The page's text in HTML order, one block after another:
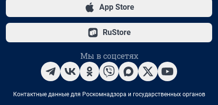
App Store
RuStore
Мы в соцсетях
Контактные данные для Роскомнадзора и государственных органов